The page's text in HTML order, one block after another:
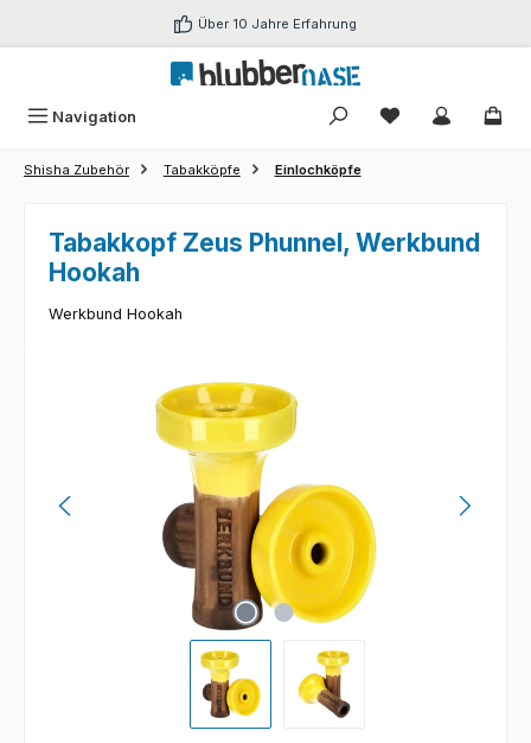
Zum Hauptinhalt springen Über 10 Jahre Erfahrung
Navigation Du hast 0
Shisha Zubehör Tabakköpfe Einlochköpfe
Tabakkopf Zeus Phunnel, Werkbund
Hookah
Werkbund Hookah
Bildergalerie überspringen